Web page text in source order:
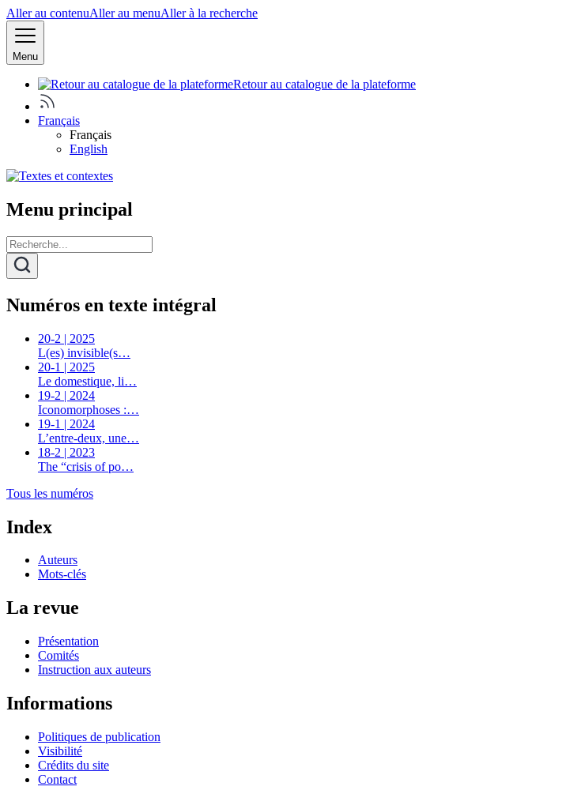
Aller au contenuAller au menuAller à la recherche
Menu
Retour au catalogue de la plateforme
Français
Français
English
Menu principal
Numéros en texte intégral
20-2 | 2025
L(es) invisible(s…
20-1 | 2025
Le domestique, li…
19-2 | 2024
Iconomorphoses :…
19-1 | 2024
L’entre-deux, une…
18-2 | 2023
The “crisis of po…
Tous les numéros
Index
Auteurs
Mots-clés
La revue
Présentation
Comités
Instruction aux auteurs
Informations
Politiques de publication
Visibilité
Crédits du site
Contact